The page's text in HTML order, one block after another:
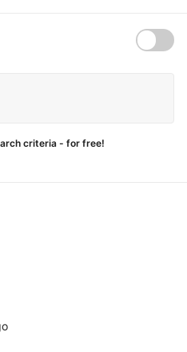
criteria - for free!